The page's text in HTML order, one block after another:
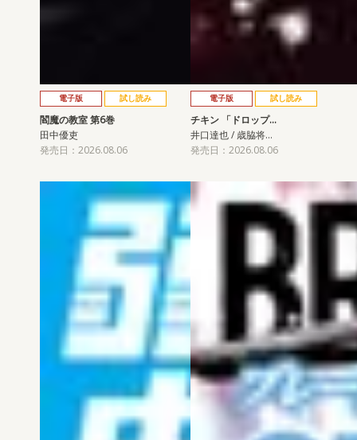
電子版 試し読み
閻魔の教室 第6巻
田中優吏
発売日：2026.08.06
電子版 試し読み
チキン 「ドロップ…
井口達也 / 歳脇将…
発売日：2026.08.06